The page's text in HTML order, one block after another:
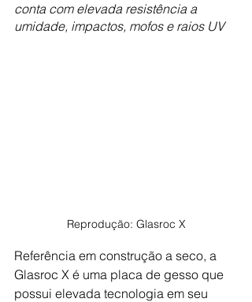
conta com elevada resistência a
umidade, impactos, mofos e raios UV
Reprodução: Glasroc X
Referência em construção a seco, a
Glasroc X é uma placa de gesso que
possui elevada tecnologia em seu